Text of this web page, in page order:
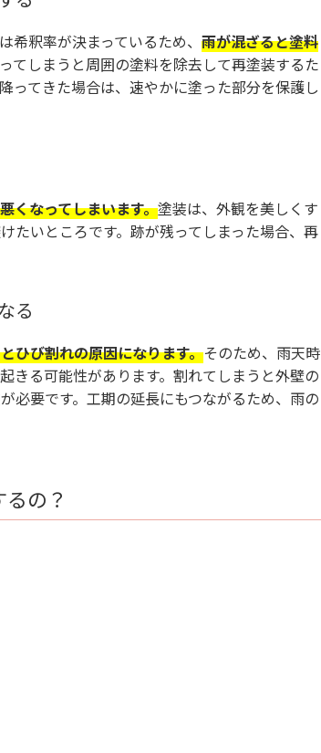
釈率が決まっているため、 雨が混ざると塗料
てしまうと周囲の塗料を除去して再塗装するた
ってきた場合は、速やかに塗った部分を保護し
くなってしまいます。塗装は、外観を美しくす
たいところです。跡が残ってしまった場合、再
る
ひび割れの原因になります。そのため、雨天時
きる可能性があります。割れてしまうと外壁の
必要です。工期の延長にもつながるため、雨の
の？